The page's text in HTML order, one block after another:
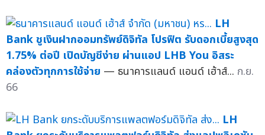
LH
Bank ชูเงินฝากออมทรัพย์ดิจิทัล โปรฟิต รับดอกเบี้ยสูงสุด
1.75% ต่อปี เปิดบัญชีง่าย ผ่านแอป LHB You อิสระ
คล่องตัวทุกการใช้จ่าย — ธนาคารแลนด์ แอนด์ เฮ้าส์... ก.ย.
66
LH